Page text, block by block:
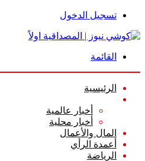
تسجيل الدخول
القائمة
الرئيسية
أخبار عالمية
أخبار محلية
المال والأعمال
أعمدة الرأي
الرياضة